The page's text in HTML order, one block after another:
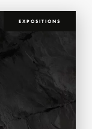
EXPOSITIONS